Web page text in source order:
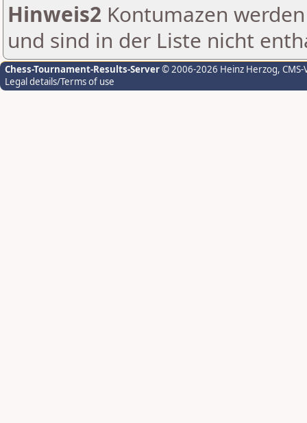
Hinweis2 Kontumazen
und sind in der Liste nicht
Chess-Tournament-Results-Server© 2006-2026 Heinz Herzog,
Legal details/Terms of use